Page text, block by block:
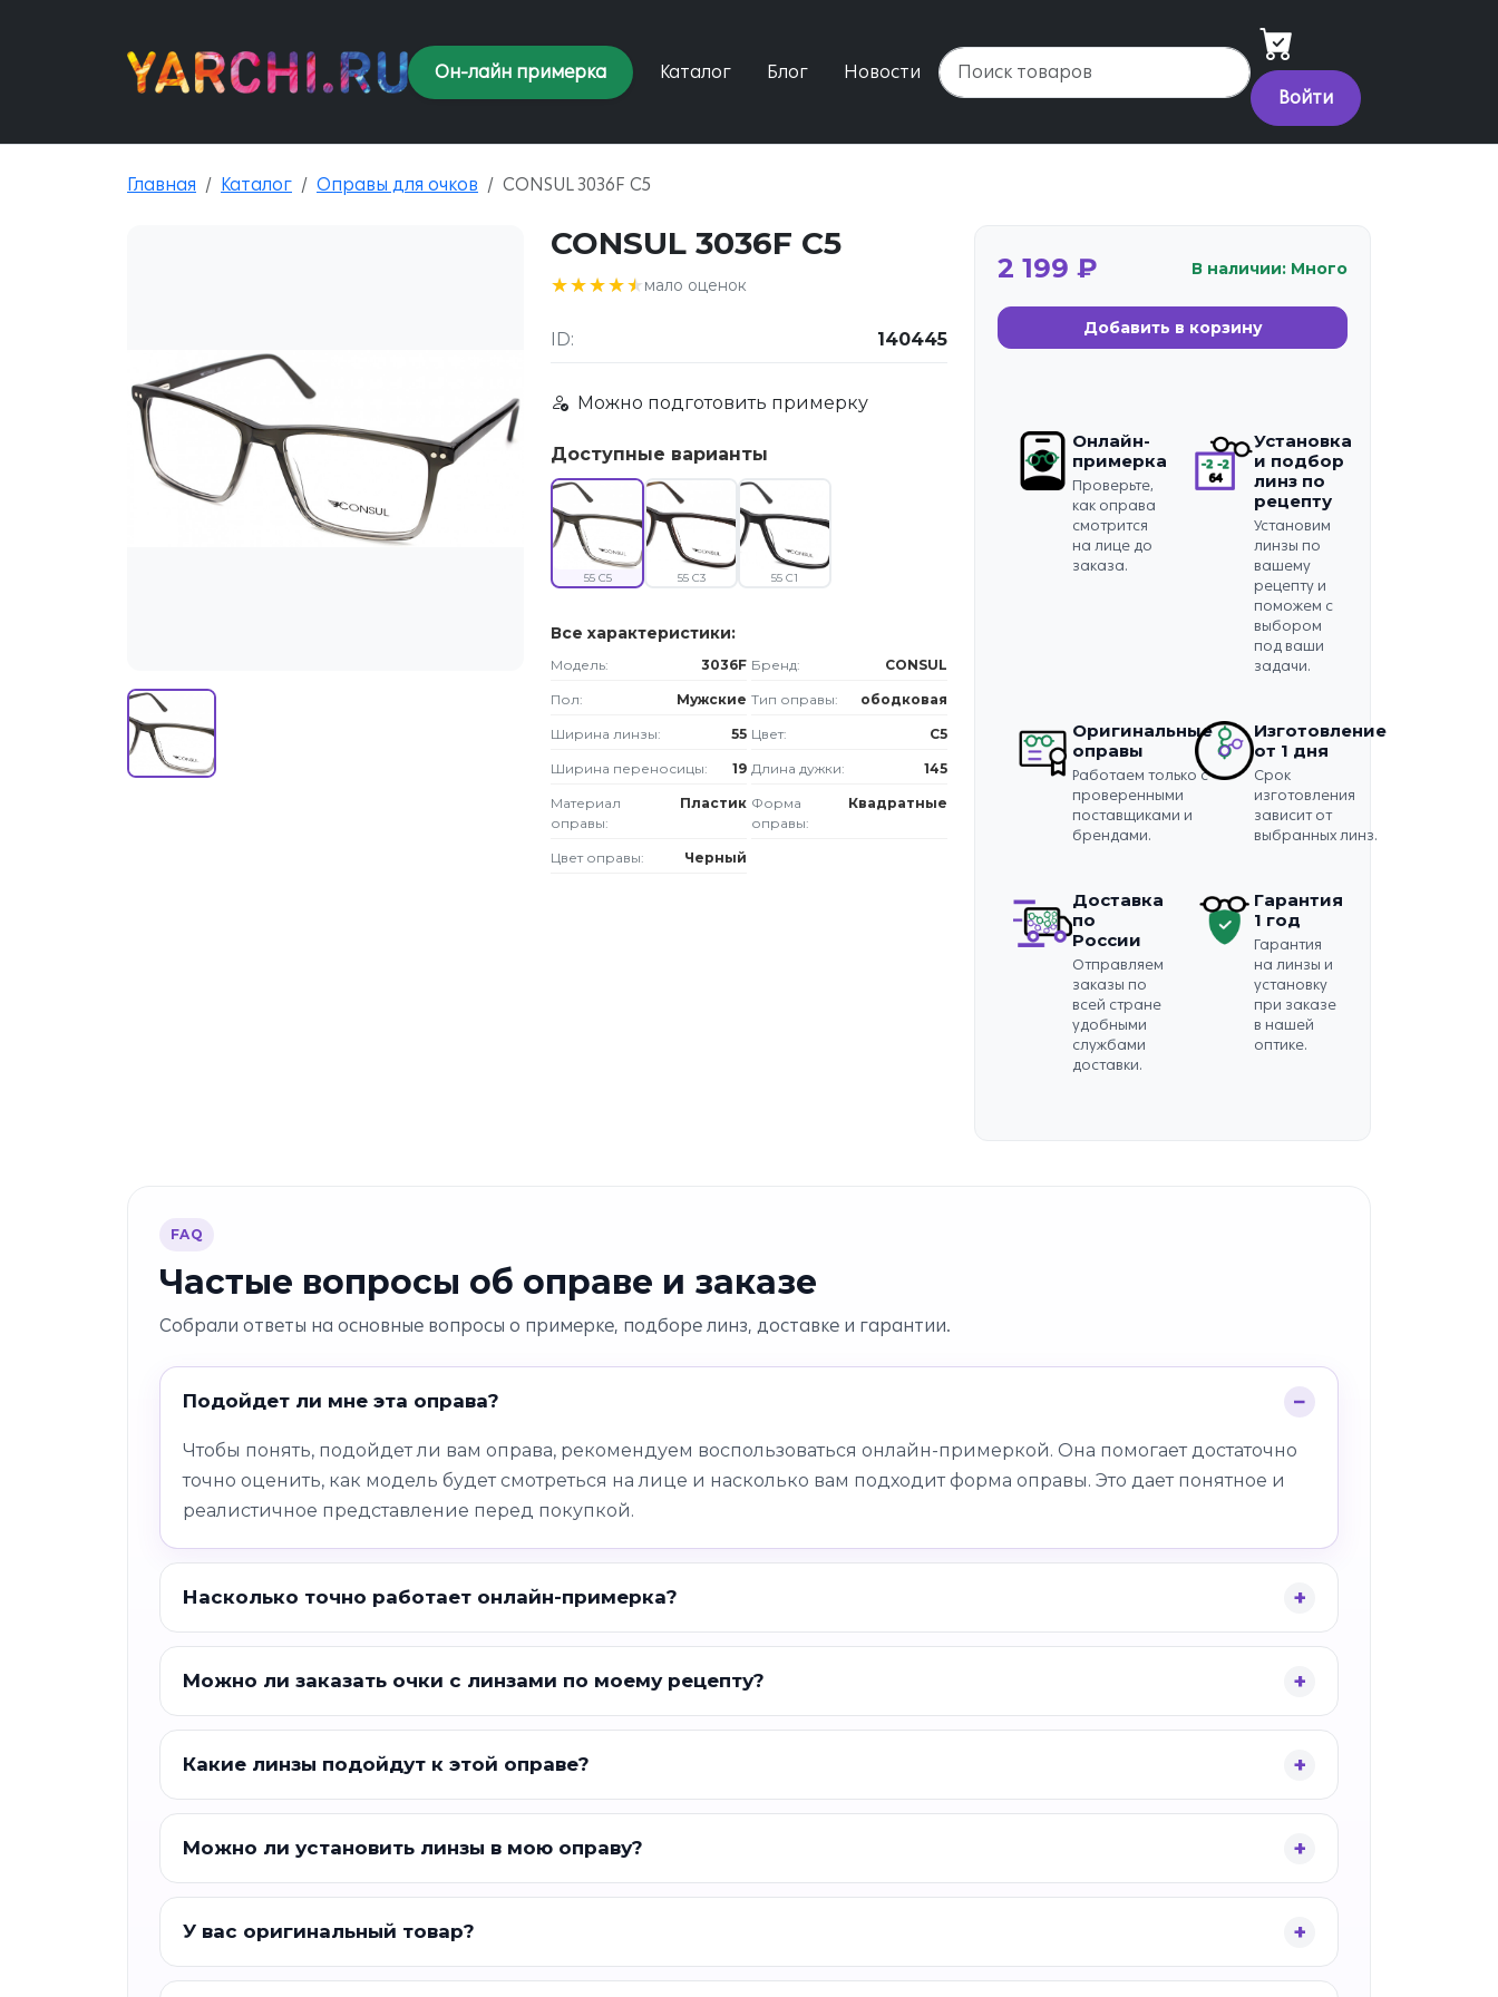
Он-лайн примерка Каталог Блог
Новости
Войти
Главная Каталог Оправы для очков CONSUL 3036F C5
CONSUL 3036F C5
★★★★★
★★★★★мало оценок
ID: 140445
Можно подготовить примерку
Доступные варианты
55 C5 55 C3 55 C1
Все характеристики:
Модель: 3036F Бренд: CONSUL
Пол: Мужские Тип оправы: ободковая
Ширина линзы: 55 Цвет: C5
Ширина переносицы: 19 Длина дужки: 145
Материал
оправы:
Пластик Форма
оправы:
Квадратные
Цвет оправы: Черный
2 199 ₽ В наличии: Много
Добавить в корзину
Онлайн-
примерка
Проверьте,
как оправа
смотрится
на лице до
заказа.
Установка
и подбор
линз по
рецепту
Установим
линзы по
вашему
рецепту и
поможем с
выбором
под ваши
задачи.
Оригинальные
оправы
Работаем только с
проверенными
поставщиками и
брендами.
Изготовление
от 1 дня
Срок
изготовления
зависит от
выбранных линз.
Доставка
по
России
Отправляем
заказы по
всей стране
удобными
службами
доставки.
Гарантия
1 год
Гарантия
на линзы и
установку
при заказе
в нашей
оптике.
FAQ
Частые вопросы об оправе и заказе
Собрали ответы на основные вопросы о примерке, подборе линз, доставке и гарантии.
Подойдет ли мне эта оправа?
Чтобы понять, подойдет ли вам оправа, рекомендуем воспользоваться онлайн-примеркой. Она помогает достаточно
точно оценить, как модель будет смотреться на лице и насколько вам подходит форма оправы. Это дает понятное и
реалистичное представление перед покупкой.
Насколько точно работает онлайн-примерка?
Можно ли заказать очки с линзами по моему рецепту?
Какие линзы подойдут к этой оправе?
Можно ли установить линзы в мою оправу?
У вас оригинальный товар?